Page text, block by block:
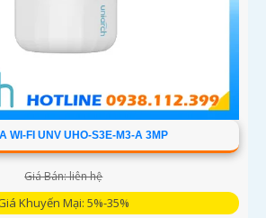
WI-FI UNV UHO-S3E-M3-A 3MP
Giá Bán: liên hệ
Khuyến Mại: 5%-35%